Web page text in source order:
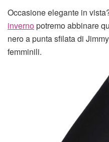
Occasione elegante in
invernopotremo abbinare
nero a punta sfilata di
femminili.